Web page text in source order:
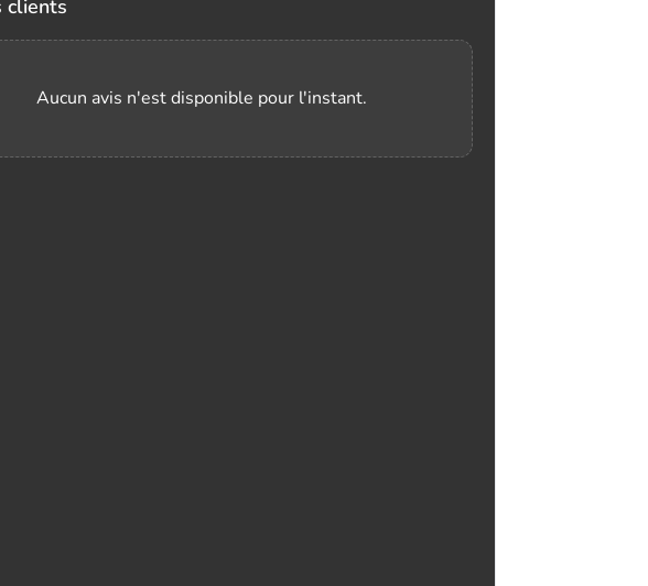
clients
Aucun avis n'est disponible pour l'instant.